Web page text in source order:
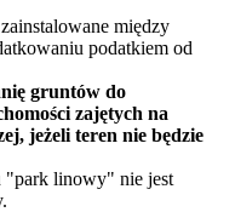
między
podatkiem od
gruntów do
zajętych na
jeżeli teren nie będzie
"park linowy" nie jest